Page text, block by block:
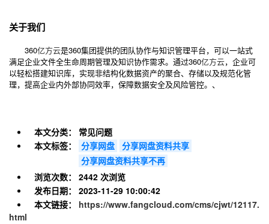
关于我们
360亿方云是360集团提供的团队协作与知识管理平台，可以一站式
满足企业文件全生命周期管理及知识协作需求。通过360亿方云，企业可
以轻松搭建知识库，实现非结构化数据资产的聚合、存储以及规范化管
理，提高企业内外部协同效率，保障数据安全及风险管控。、
本文分类：
常见问题
本文标签：
分享网盘 分享网盘资料共享
分享网盘资料共享不再
浏览次数：
2442 次浏览
发布日期：
2023-11-29 10:00:42
本文链接：
https://www.fangcloud.com/cms/cjwt/12117.
html